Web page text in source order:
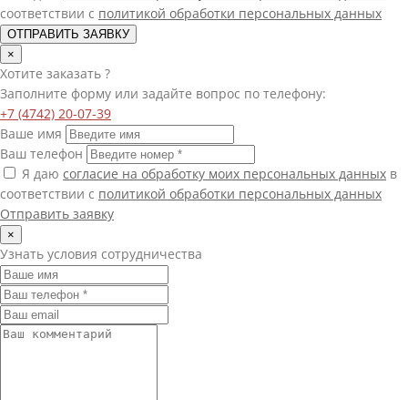
соответствии с политикой обработки персональных данных
ОТПРАВИТЬ ЗАЯВКУ
×
Хотите заказать ?
Заполните форму или задайте вопрос по телефону:
+7 (4742) 20-07-39
Ваше имя
Ваш телефон
Я даю согласие на обработку моих персональных данных в
соответствии с политикой обработки персональных данных
Отправить заявку
×
Узнать условия сотрудничества